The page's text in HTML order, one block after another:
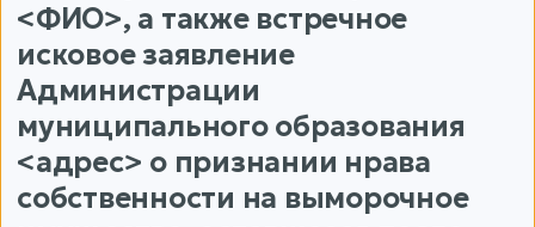
<ФИО>, а также встречное
исковое заявление
Администрации
муниципального образования
<адрес> о признании нрава
собственности на выморочное